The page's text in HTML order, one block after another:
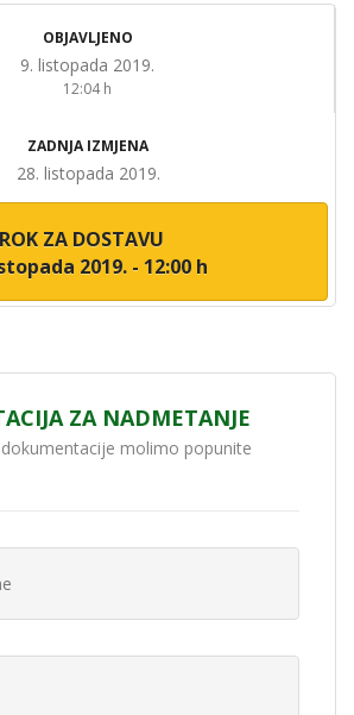
OBJAVLJENO
9. listopada 2019.
12:04 h
ZADNJA IZMJENA
28. listopada 2019.
ROK ZA DOSTAVU
2019. - 12:00 h
ZA NADMETANJE
molimo popunite